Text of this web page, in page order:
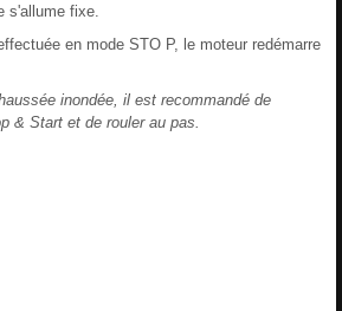
s'allume fixe.
en mode STO P, le moteur redémarre
inondée, il est recommandé de
& Start et de rouler au pas.